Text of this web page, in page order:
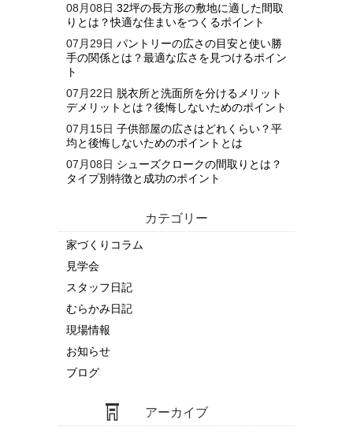
08月08日 32坪の長方形の敷地に適した間取
りとは？快適な住まいをつくるポイント
07月29日 パントリーの広さの目安と使い勝
手の関係とは？最適な広さを見つけるポイン
ト
07月22日 脱衣所と洗面所を分けるメリット
デメリットとは？後悔しないためのポイント
07月15日 子供部屋の広さはどれくらい？平
均と後悔しないためのポイントとは
07月08日 シューズクロークの間取りとは？
タイプ別特徴と成功のポイント
カテゴリー
家づくりコラム
見学会
スタッフ日記
むらかみ日記
現場情報
お知らせ
ブログ
アーカイブ